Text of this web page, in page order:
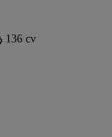
136 cv